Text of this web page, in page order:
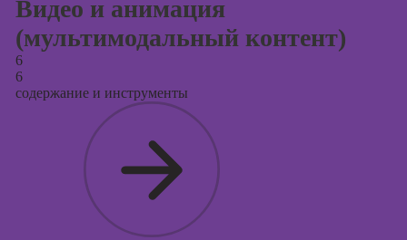
Видео и анимация
(мультимодальный контент)
6
6
содержание и инструменты